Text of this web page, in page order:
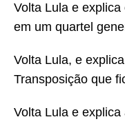
Volta Lula e
em um quartel
Volta Lula, e
Transposição que
Volta Lula e